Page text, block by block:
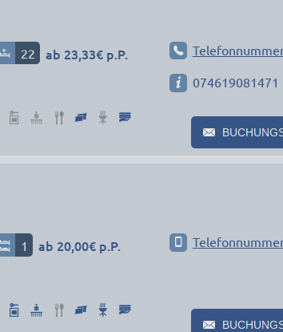
22 ab 23,33€ p.P.
074619081471
1 ab 20,00€ p.P.